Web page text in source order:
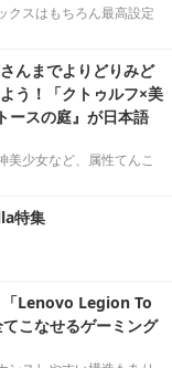
クスはもちろん最高設定
んまでよりどりみど
う！「クトゥルフ×美
ースの庭』が日本語
美少女など、属性てんこ
特集
「Lenovo Legion To
こなせるゲーミング